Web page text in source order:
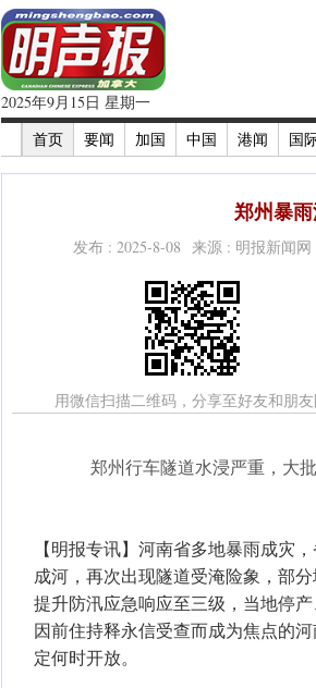
2025年9月15日 星期一
首页
要闻 加国 中国 港闻 国
郑州暴
发布 : 2025-8-08 来源 : 明报新闻网
用微信扫描二维码，分享至好友和朋
郑州行车隧道水浸严重，大
【明报专讯】河南省多地暴雨成灾
成河，再次出现隧道受淹险象，部
提升防汛应急响应至三级，当地停
因前住持释永信受查而成为焦点的
定何时开放。